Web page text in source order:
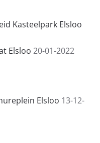
Kasteelpark Elsloo
Elsloo 20-01-2022
Elsloo 13-12-